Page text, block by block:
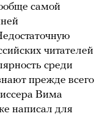
самой
читателей
среди
прежде всего
Вима
написал для